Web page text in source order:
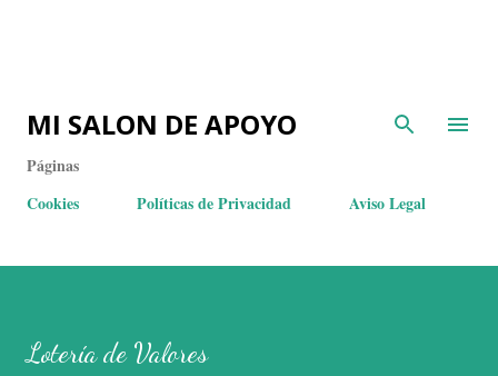
MI SALON DE APOYO
Páginas
Cookies
Políticas de Privacidad Aviso Legal
Lotería de Valores